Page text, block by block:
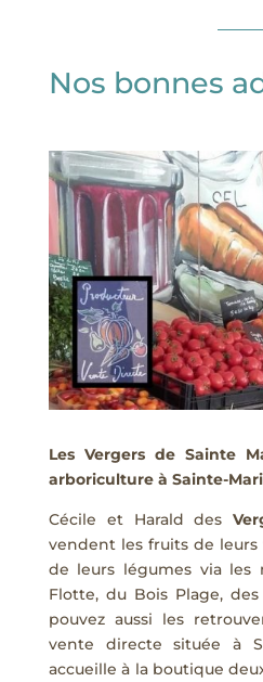
Nos bonnes
Les Vergers de Sainte
arboriculture à Sainte-
Cécile et Harald des
vendent les fruits de leurs
de leurs légumes via les
Flotte, du Bois Plage, des
pouvez aussi les
vente directe située à
accueille à la boutique